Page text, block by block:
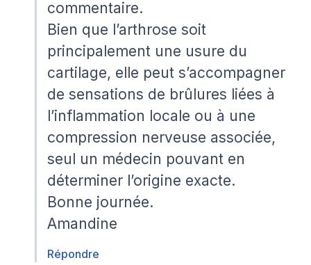
commentaire.
Bien que l’arthrose soit
principalement une usure du
cartilage, elle peut s’accompagner
de sensations de brûlures liées à
l’inflammation locale ou à une
compression nerveuse associée,
seul un médecin pouvant en
déterminer l’origine exacte.
Bonne journée.
Amandine
Répondre